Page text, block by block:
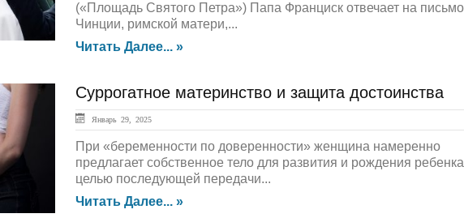
(«Площадь Святого Петра») Папа Франциск отвечает на письмо
Чинции, римской матери,...
Читать Далее... »
Суррогатное материнство и защита достоинства
Январь 29, 2025
При «беременности по доверенности» женщина намеренно
предлагает собственное тело для развития и рождения
целью последующей передачи...
Читать Далее... »